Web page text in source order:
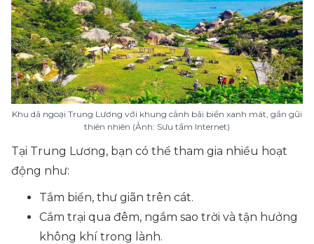
Khu dã ngoại Trung Lương với khung cảnh bãi biển xanh mát, gần gũi
thiên nhiên (Ảnh: Sưu tầm Internet)
Tại Trung Lương, bạn có thể tham gia nhiều hoạt
động như:
Tắm biển, thư giãn trên cát.
Cắm trại qua đêm, ngắm sao trời và tận hưởng
không khí trong lành.